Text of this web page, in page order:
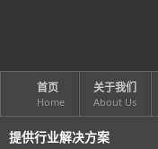
首页
Home
关于我们
About Us
提供行业解决方案